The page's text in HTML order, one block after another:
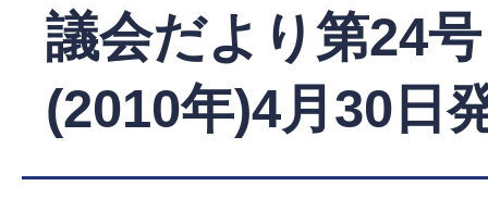
議会だより第24
(2010年)4月30日